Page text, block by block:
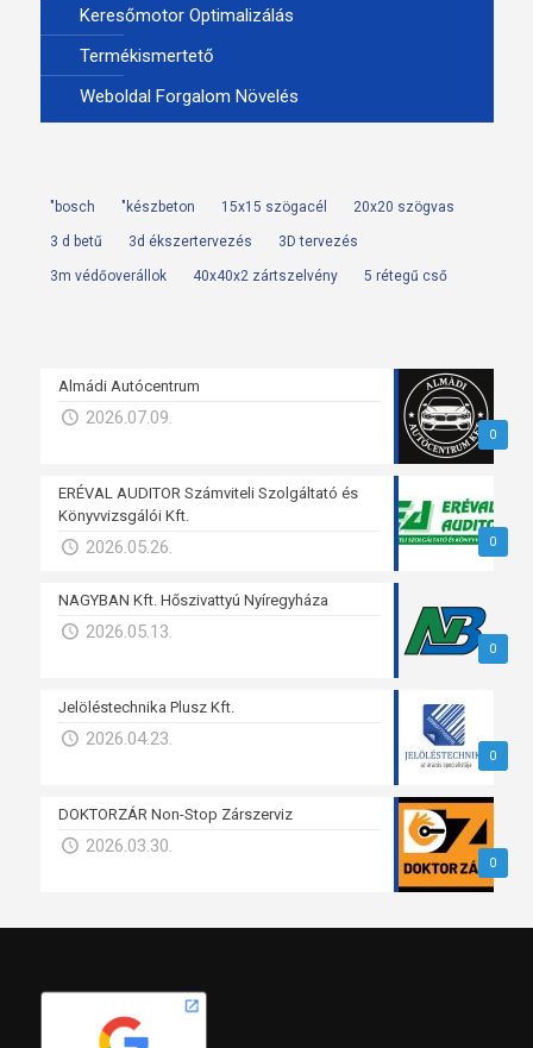
Keresőmotor Optimalizálás
Termékismertető
Weboldal Forgalom Növelés
"bosch "készbeton 15x15 szögacél 20x20 szögvas
3 d betű 3d ékszertervezés 3D tervezés
3m védőoverállok 40x40x2 zártszelvény 5 rétegű cső
0
Almádi Autócentrum
2026.07.09.
0
ERÉVAL AUDITOR Számviteli Szolgáltató és
Könyvvizsgálói Kft.
2026.05.26.
0
NAGYBAN Kft. Hőszivattyú Nyíregyháza
2026.05.13.
0
Jelöléstechnika Plusz Kft.
2026.04.23.
0
DOKTORZÁR Non-Stop Zárszerviz
2026.03.30.